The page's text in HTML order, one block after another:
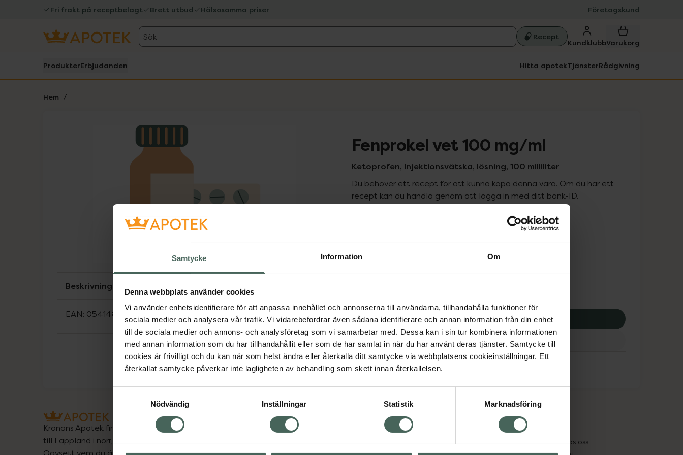
Samtycke Information Om
Denna webbplats använder cookies
Vi använder enhetsidentifierare för att anpassa innehållet och annonserna till användarna, tillhandahålla funktioner för
sociala medier och analysera vår trafik. Vi vidarebefordrar även sådana identifierare och annan information från din enhet
till de sociala medier och annons- och analysföretag som vi samarbetar med. Dessa kan i sin tur kombinera informationen
med annan information som du har tillhandahållit eller som de har samlat in när du har använt deras tjänster. Samtycke till
cookies är frivilligt och du kan när som helst ändra eller återkalla ditt samtycke via webbplatsens cookieinställningar. Ett
återkallat samtycke påverkar inte lagligheten av behandling som skett innan återkallelsen.
Nödvändig
Inställningar Statistik Marknadsföring
Fri frakt på receptbelagt Brett utbud Hälsosamma priser Företagskund
Sök Recept
KundklubbVarukorg
ProdukterErbjudanden Hitta apotekTjänsterRådgivning
Hem
Lista: . Innehåller 1 objekt. Fenprokel vet 100 mg/ml
Ketoprofen, Injektionsvätska, lösning, 100 milliliter
Du behöver ett recept för att kunna köpa denna vara. Om du har ett
recept kan du handla genom att logga in med ditt bank-ID.
Pris med recept
Högkostnadsskyddet gäller inte
280 kr
Köp via ditt recept
Aktuella erbjudanden
Beskrivning
EAN: 05414897005256
Kronans Apotek finns här för dig. Du hittar oss från Skåne i syd
till Lappland i norr, och online i mobilen och på datorn.
Oavsett vem du är så är det vårt uppdrag att hjälpa just dig
Om recept och läkemedel
Jobba hos oss